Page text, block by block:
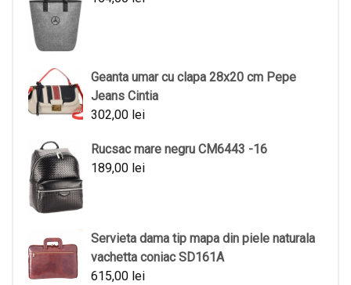
Geanta umar cu clapa 28x20 cm Pepe
Jeans Cintia
302,00 lei
Rucsac mare negru CM6443 -16
189,00 lei
Servieta dama tip mapa din piele naturala
vachetta coniac SD161A
615,00 lei